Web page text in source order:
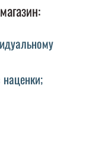
наценки;